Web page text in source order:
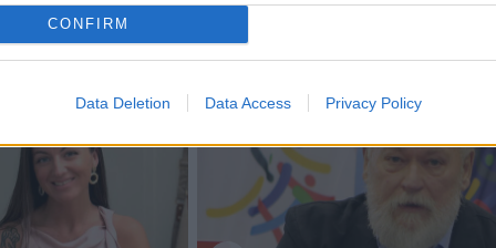
CONFIRM
Data Deletion Data Access Privacy Policy